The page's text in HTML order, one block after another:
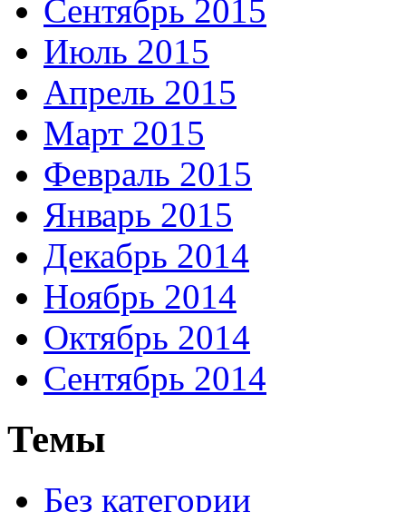
Сентябрь 2015
Июль 2015
Апрель 2015
Март 2015
Февраль 2015
Январь 2015
Декабрь 2014
Ноябрь 2014
Октябрь 2014
Сентябрь 2014
Темы
Без категории